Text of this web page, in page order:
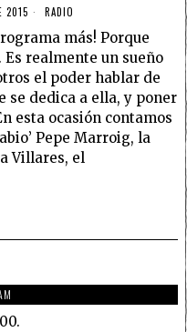
2015 RADIO
más! Porque
Es realmente un sueño
el poder hablar de
se dedica a ella, y poner
esta ocasión contamos
Pepe Marroig, la
Villares, el